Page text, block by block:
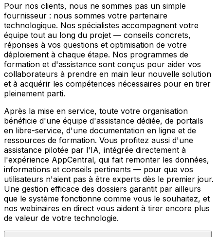
Pour nos clients, nous ne sommes pas un simple
fournisseur : nous sommes votre partenaire
technologique. Nos spécialistes accompagnent votre
équipe tout au long du projet — conseils concrets,
réponses à vos questions et optimisation de votre
déploiement à chaque étape. Nos programmes de
formation et d'assistance sont conçus pour aider vos
collaborateurs à prendre en main leur nouvelle solution
et à acquérir les compétences nécessaires pour en tirer
pleinement parti.
Après la mise en service, toute votre organisation
bénéficie d'une équipe d'assistance dédiée, de portails
en libre-service, d'une documentation en ligne et de
ressources de formation. Vous profitez aussi d'une
assistance pilotée par l'IA, intégrée directement à
l'expérience AppCentral, qui fait remonter les données,
informations et conseils pertinents — pour que vos
utilisateurs n'aient pas à être experts dès le premier jour.
Une gestion efficace des dossiers garantit par ailleurs
que le système fonctionne comme vous le souhaitez, et
nos webinaires en direct vous aident à tirer encore plus
de valeur de votre technologie.